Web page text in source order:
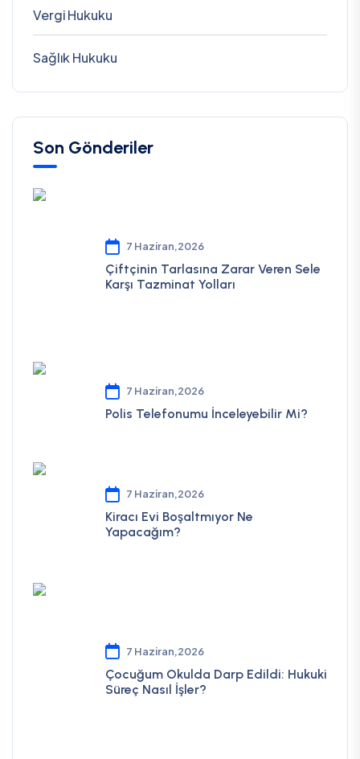
Vergi Hukuku
Sağlık Hukuku
Son Gönderiler
7 Haziran,2026
Çiftçinin Tarlasına Zarar Veren Sele
Karşı Tazminat Yolları
7 Haziran,2026
Polis Telefonumu İnceleyebilir Mi?
7 Haziran,2026
Kiracı Evi Boşaltmıyor Ne
Yapacağım?
7 Haziran,2026
Çocuğum Okulda Darp Edildi: Hukuki
Süreç Nasıl İşler?